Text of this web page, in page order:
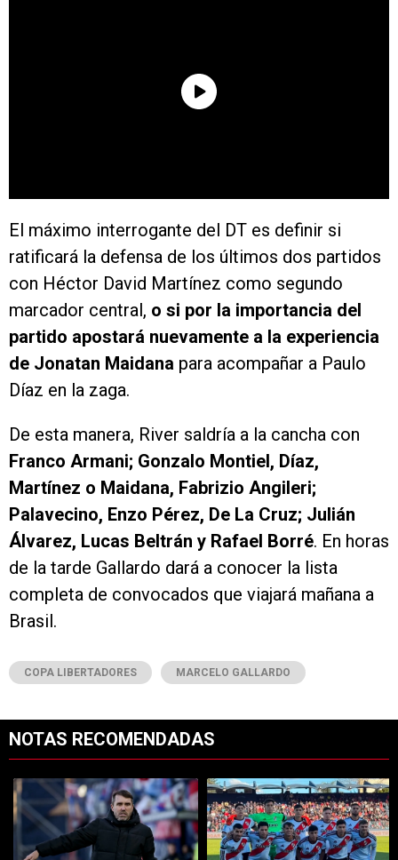
El máximo interrogante del DT es definir si
ratificará la defensa de los últimos dos partidos
con Héctor David Martínez como segundo
marcador central, o si por la importancia del
partido apostará nuevamente a la experiencia
de Jonatan Maidana para acompañar a Paulo
Díaz en la zaga.
De esta manera, River saldría a la cancha con
Franco Armani; Gonzalo Montiel, Díaz,
Martínez o Maidana, Fabrizio Angileri;
Palavecino, Enzo Pérez, De La Cruz; Julián
Álvarez, Lucas Beltrán y Rafael Borré. En horas
de la tarde Gallardo dará a conocer la lista
completa de convocados que viajará mañana a
Brasil.
COPA LIBERTADORES MARCELO GALLARDO
NOTAS RECOMENDADAS
Un artículo de tendencia con el título "Qué dijo Coudet sobre los
Un artículo de tendencia con el